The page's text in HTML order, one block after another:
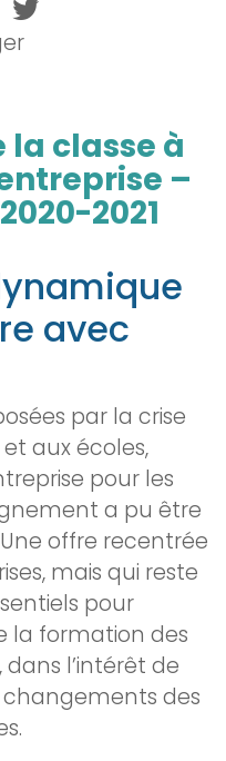
la classe à
–
2021
avec
par la crise
aux écoles,
pour les
a pu être
offre recentrée
mais qui reste
pour
la formation des
l’intérêt de
changements des